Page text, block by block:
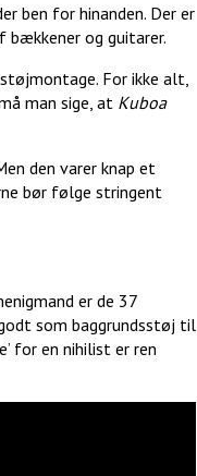
ben for hinanden. Der er
og guitarer.
For ikke alt,
man sige, at Kuboa
den varer knap et
bør følge stringent
er de 37
som baggrundsstøj til
for en nihilist er ren